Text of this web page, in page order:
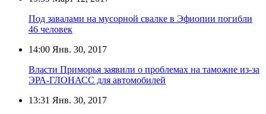
Под завалами на мусорной свалке в Эфиопии погибли
46 человек
14:00 Янв. 30, 2017
Власти Приморья заявили о проблемах на таможне из-за
ЭРА-ГЛОНАСС для автомобилей
13:31 Янв. 30, 2017